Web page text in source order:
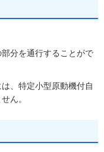
分を通行することがで
、特定小型原動機付自
ん。